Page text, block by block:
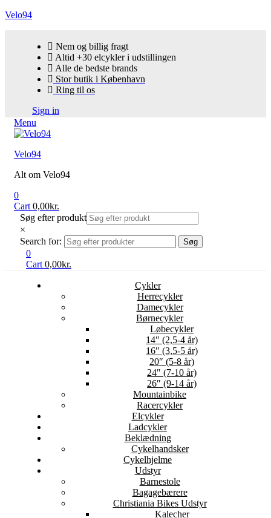
Velo94
Nem og billig fragt
Altid +30 elcykler i udstillingen
Alle de bedste brands
Stor butik i København
Ring til os
Sign in
Menu
Velo94
Alt om Velo94
0
Cart 0,00kr.
Søg efter produkt
×
Search for:
Søg
0
Cart 0,00kr.
Cykler
Herrecykler
Damecykler
Børnecykler
Løbecykler
14″ (2,5-4 år)
16″ (3,5-5 år)
20″ (5-8 år)
24″ (7-10 år)
26″ (9-14 år)
Mountainbike
Racercykler
Elcykler
Ladcykler
Beklædning
Cykelhandsker
Cykelhjelme
Udstyr
Barnestole
Bagagebærere
Christiania Bikes Udstyr
Kalecher